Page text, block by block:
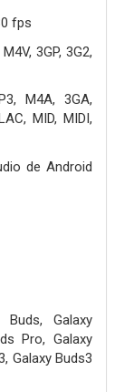
fps
3GP, 3G2,
M4A, 3GA,
MID, MIDI,
de Android
Buds, Galaxy
Pro, Galaxy
Galaxy Buds3